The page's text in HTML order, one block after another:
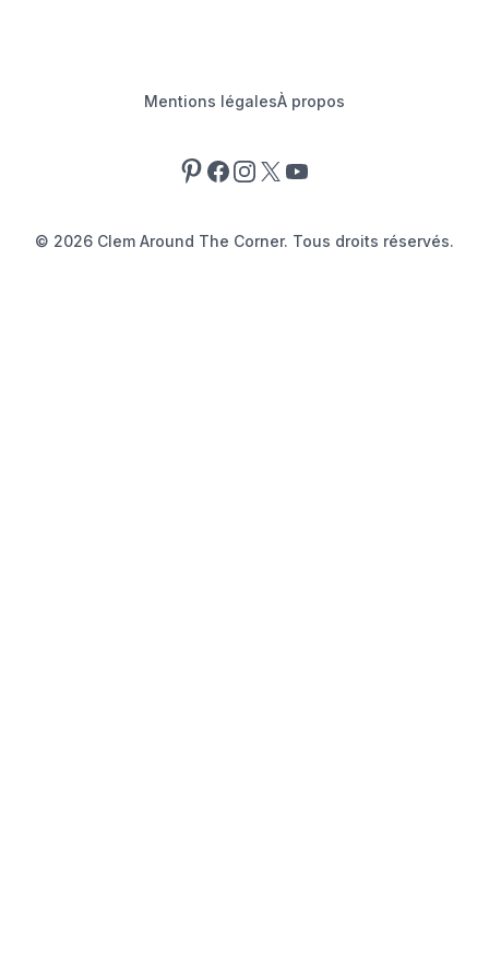
Mentions légalesÀ propos
Pinterest
Facebook
Instagram
X YouTube
© 2026 Clem Around The Corner. Tous droits réservés.